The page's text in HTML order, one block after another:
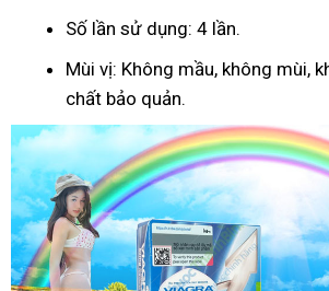
Số lần sử dụng: 4 lần.
Mùi vị: Không mầu, không mùi,
chất bảo quản.